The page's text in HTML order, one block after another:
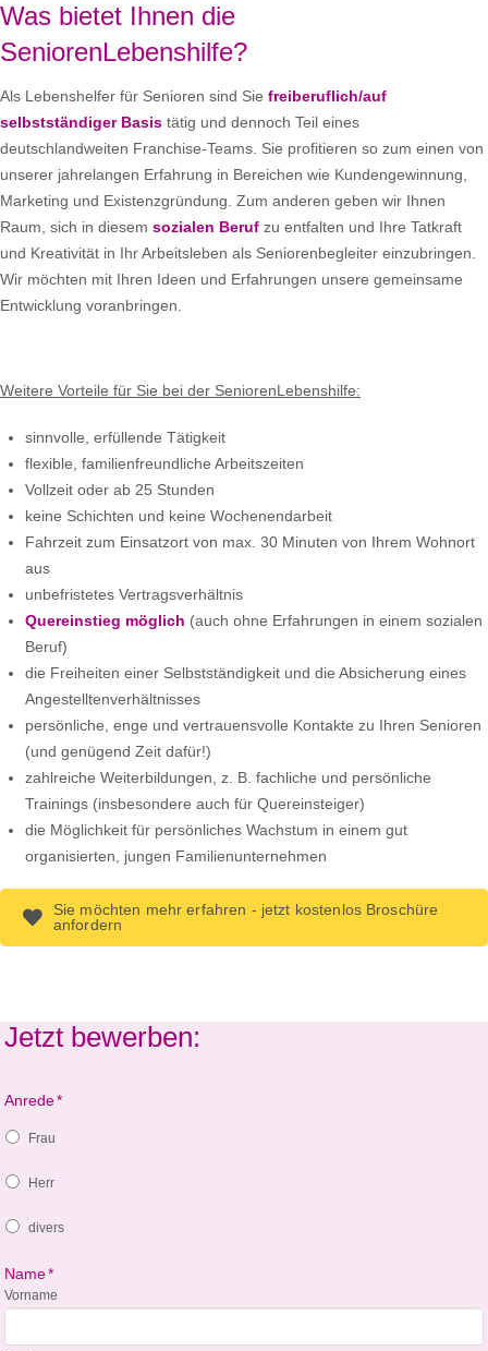
Was bietet Ihnen die
SeniorenLebenshilfe?
Als Lebenshelfer für Senioren sind Sie freiberuflich/auf
selbstständiger Basis tätig und dennoch Teil eines
deutschlandweiten Franchise-Teams. Sie profitieren so zum einen von
unserer jahrelangen Erfahrung in Bereichen wie Kundengewinnung,
Marketing und Existenzgründung. Zum anderen geben wir Ihnen
Raum, sich in diesem sozialen Beruf zu entfalten und Ihre Tatkraft
und Kreativität in Ihr Arbeitsleben als Seniorenbegleiter einzubringen.
Wir möchten mit Ihren Ideen und Erfahrungen unsere gemeinsame
Entwicklung voranbringen.
Weitere Vorteile für Sie bei der SeniorenLebenshilfe:
sinnvolle, erfüllende Tätigkeit
flexible, familienfreundliche Arbeitszeiten
Vollzeit oder ab 25 Stunden
keine Schichten und keine Wochenendarbeit
Fahrzeit zum Einsatzort von max. 30 Minuten von Ihrem Wohnort
aus
unbefristetes Vertragsverhältnis
Quereinstieg möglich (auch ohne Erfahrungen in einem sozialen
Beruf)
die Freiheiten einer Selbstständigkeit und die Absicherung eines
Angestelltenverhältnisses
persönliche, enge und vertrauensvolle Kontakte zu Ihren Senioren
(und genügend Zeit dafür!)
zahlreiche Weiterbildungen, z. B. fachliche und persönliche
Trainings (insbesondere auch für Quereinsteiger)
die Möglichkeit für persönliches Wachstum in einem gut
organisierten, jungen Familienunternehmen
Sie möchten mehr erfahren - jetzt kostenlos Broschüre
anfordern
Jetzt bewerben:
Anrede*
Frau
Herr
divers
Name*
Vorname